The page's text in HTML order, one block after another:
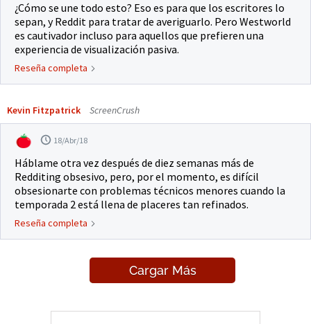
¿Cómo se une todo esto? Eso es para que los escritores lo
sepan, y Reddit para tratar de averiguarlo. Pero Westworld
es cautivador incluso para aquellos que prefieren una
experiencia de visualización pasiva.
Reseña completa
Kevin Fitzpatrick ScreenCrush
18/Abr/18
Háblame otra vez después de diez semanas más de
Redditing obsesivo, pero, por el momento, es difícil
obsesionarte con problemas técnicos menores cuando la
temporada 2 está llena de placeres tan refinados.
Reseña completa
Cargar Más